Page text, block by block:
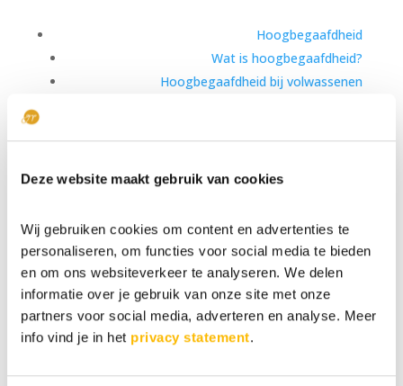
Deze website maakt gebruik van cookies
Wij gebruiken cookies om content en advertenties te
personaliseren, om functies voor social media te bieden
en om ons websiteverkeer te analyseren. We delen
informatie over je gebruik van onze site met onze
partners voor social media, adverteren en analyse. Meer
info vind je in het privacy statement.
Hoogbegaafdheid
Wat is hoogbegaafdheid?
Hoogbegaafdheid bij volwassenen
Missie & Team
Interviews
Vacatures